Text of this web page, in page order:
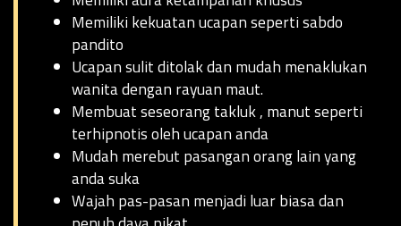
Memiliki kekuatan ucapan seperti sabdo
pandito
Ucapan sulit ditolak dan mudah menaklukan
wanita dengan rayuan maut.
Membuat seseorang takluk , manut seperti
terhipnotis oleh ucapan anda
Mudah merebut pasangan orang lain yang
anda suka
Wajah pas-pasan menjadi luar biasa dan